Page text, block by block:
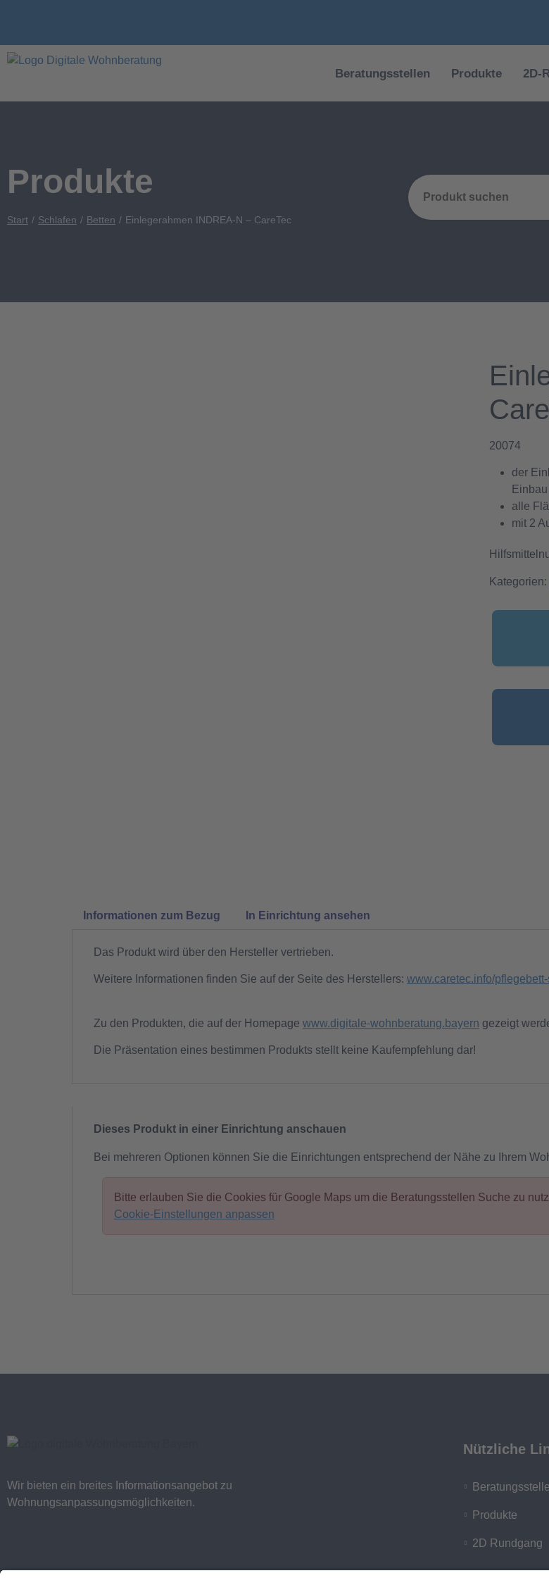
Beratungsstellen Produkte 2D-
Produkte
Start Schlafen Betten Einlegerahmen INDREA-N – CareTec
20074
der
alle
mit 2
Kategorien:
Informationen zum Bezug In Einrichtung ansehen
Das Produkt wird über den Hersteller vertrieben.
Weitere Informationen finden Sie auf der Seite des Herstellers: www.caretec.info/
Zu den Produkten, die auf der Homepage www.digitale-wohnberatung.bayern gezeigt
Die Präsentation eines bestimmen Produkts stellt keine Kaufempfehlung dar!
Dieses Produkt in einer Einrichtung anschauen
Bei mehreren Optionen können Sie die Einrichtungen entsprechend der Nähe zu Ihrem
Bitte erlauben Sie die Cookies für Google Maps um die Beratungsstellen Suche zu
Cookie-Einstellungen anpassen
Wir bieten ein breites Informationsangebot zu
Wohnungsanpassungsmöglichkeiten.
Nützliche
Produkte
2D Rundgang